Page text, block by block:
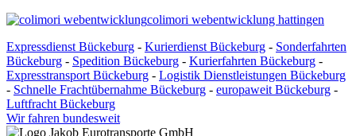
colimori webentwicklung hattingen
Expressdienst Bückeburg - Kurierdienst Bückeburg - Sonderfahrten
Bückeburg - Spedition Bückeburg - Kurierfahrten Bückeburg -
Expresstransport Bückeburg - Logistik Dienstleistungen Bückeburg
- Schnelle Frachtübernahme Bückeburg - europaweit Bückeburg -
Luftfracht Bückeburg
Wir fahren bundesweit